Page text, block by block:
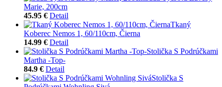
Marie, 200cm
45.95 € Detail
Tkaný
Koberec Nemos 1, 60/110cm, Čierna
14.99 € Detail
Stolička S Podrúčkami
Martha -Top-
84.9 € Detail
Stolička S